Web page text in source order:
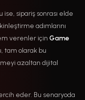
ise, sipariş sonrası elde
adımlarını
verenler için Game
tam olarak bu
azaltan dijital
eder. Bu senaryoda